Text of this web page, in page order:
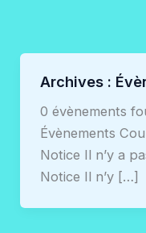
contenu
Archives :
0 évènements
Évènements
Notice Il n’y a
Notice Il n’y […]